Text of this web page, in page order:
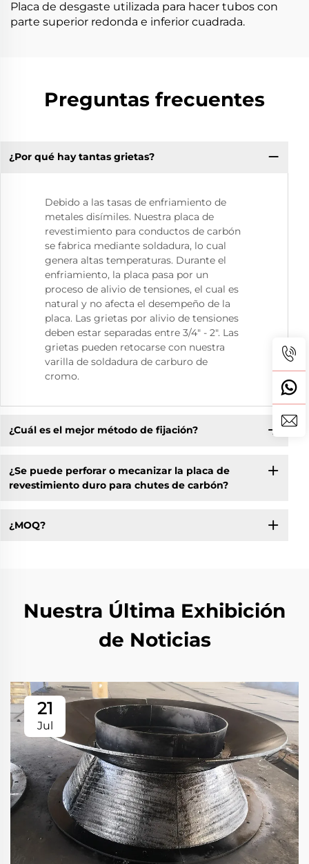
Placa de desgaste utilizada para hacer tubos con
parte superior redonda e inferior cuadrada.
Preguntas frecuentes
¿Por qué hay tantas grietas?
Debido a las tasas de enfriamiento de
metales disímiles. Nuestra placa de
revestimiento para conductos de carbón
se fabrica mediante soldadura, lo cual
genera altas temperaturas. Durante el
enfriamiento, la placa pasa por un
proceso de alivio de tensiones, el cual es
natural y no afecta el desempeño de la
placa. Las grietas por alivio de tensiones
deben estar separadas entre 3/4" - 2". Las
grietas pueden retocarse con nuestra
varilla de soldadura de carburo de
cromo.
¿Cuál es el mejor método de fijación?
¿Se puede perforar o mecanizar la placa de
revestimiento duro para chutes de carbón?
¿MOQ?
Nuestra Última Exhibición
de Noticias
21
Jul